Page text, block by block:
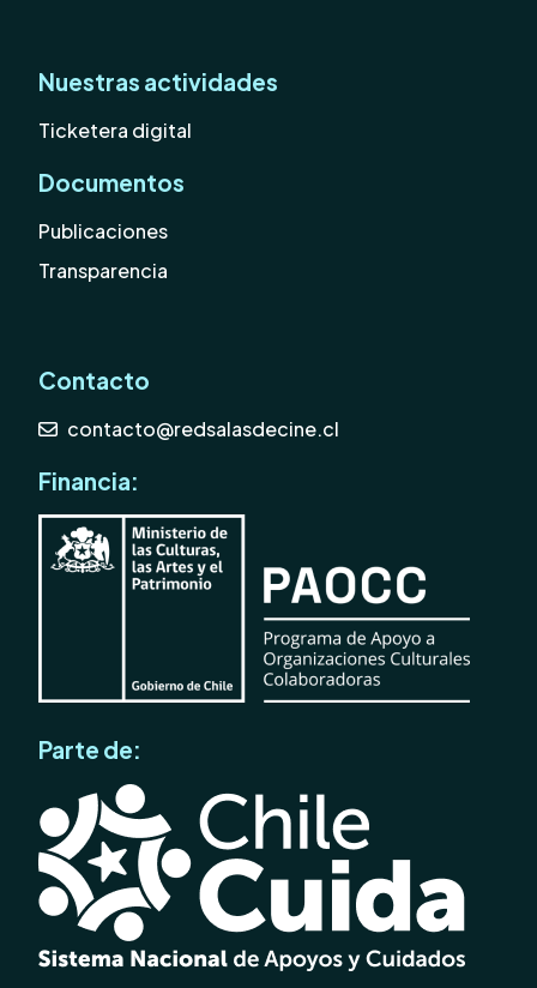
Nuestras actividades
Ticketera digital
Documentos
Publicaciones
Transparencia
Contacto
contacto@redsalasdecine.cl
Financia:
Parte de: